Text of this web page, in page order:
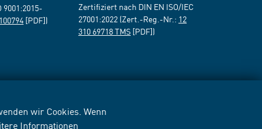
wir Cookies. Wenn
Informationen
[PDF])
Zertifiziert nach DIN EN ISO/IEC
27001:2022 (Zert.-Reg.-Nr.: 12
310 69718 TMS [PDF])